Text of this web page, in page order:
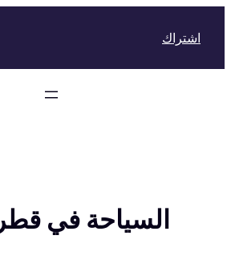
اشتراك
السياحة في قطر